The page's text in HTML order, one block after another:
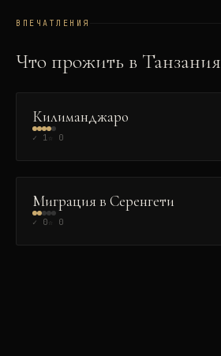
ВПЕЧАТЛЕНИЯ
Что прожить в Танзания
👑
ЭКСТРИМ
Килиманджаро
✓ 1 0
ПРИРОДА
Миграция в Серенгети
✓ 0 0